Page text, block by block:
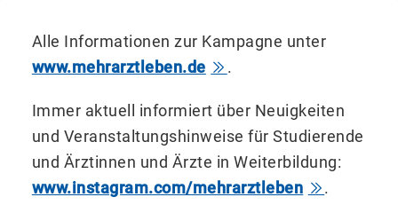
Alle Informationen zur Kampagne unter
www.mehrarztleben.de
.
Immer aktuell informiert über Neuigkeiten
und Veranstaltungshinweise für Studierende
und Ärztinnen und Ärzte in Weiterbildung:
www.instagram.com/mehrarztleben
.